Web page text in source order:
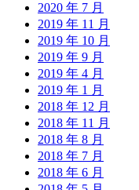
2020 年 7 月
2019 年 11 月
2019 年 10 月
2019 年 9 月
2019 年 4 月
2019 年 1 月
2018 年 12 月
2018 年 11 月
2018 年 8 月
2018 年 7 月
2018 年 6 月